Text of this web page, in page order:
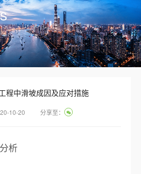
程中滑坡成因及应对措施
10-20 分享至：
分析